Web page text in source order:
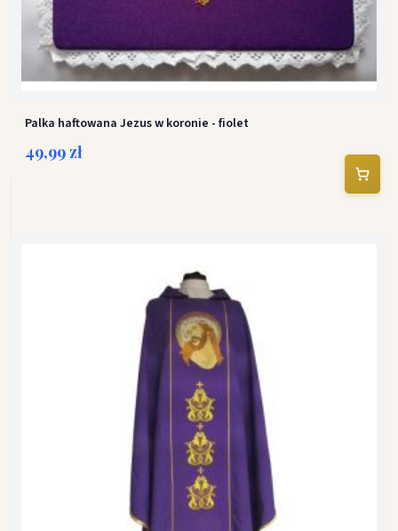
Palka haftowana Jezus w koronie - fiolet
49,99 zł